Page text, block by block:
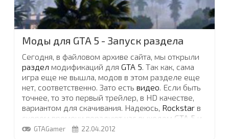
Моды для GTA 5 - Запуск раздела
Сегодня, в файловом архиве сайта, мы открыли
раздел модификаций для GTA 5. Так как, сама
игра еще не вышла, модов в этом разделе еще
нет, соответственно. Зато есть видео. Если быть
точнее, то это первый трейлер, в HD качестве,
вариантом для скачивания. Надеюсь, Rockstar в
скором времени порадуют нас выходом GTA 5 и
новый раздел заполнится. Комментарии к
GTAGamer 22.04.2012